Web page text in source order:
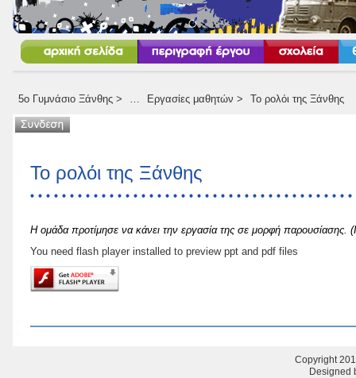
5ο Γυμνάσιο Ξάνθης> … Εργασίες μαθητών > Το ρολόι της Ξάνθης
Το ρολόι της Ξάνθης
Η ομάδα προτίμησε να κάνει την εργασία της σε μορφή παρουσίασης.
You need flash player installed to preview ppt and pdf files
Copyright
Designed